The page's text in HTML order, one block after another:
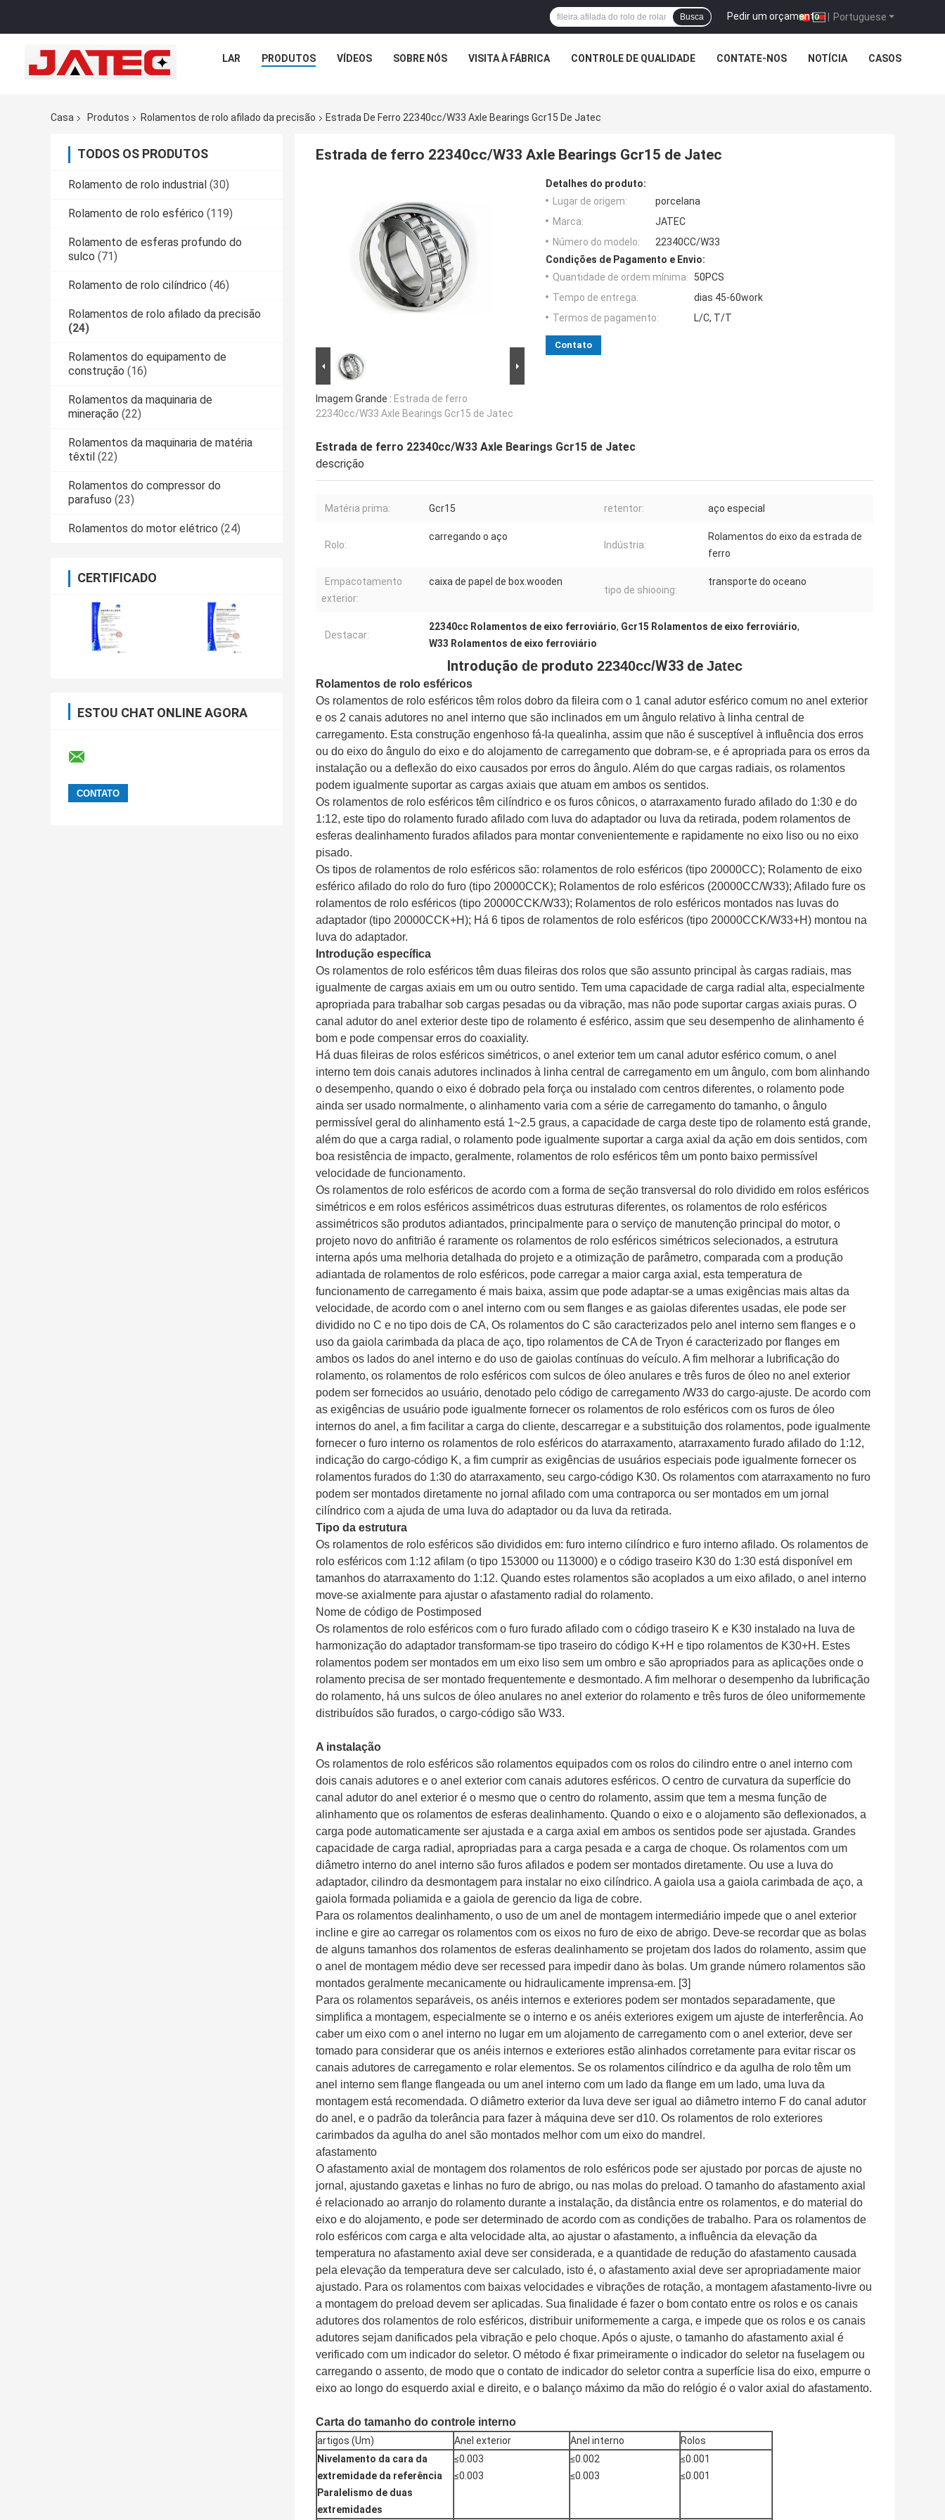
Portuguese
Pedir um orçamento |
Busca
LAR PRODUTOS VÍDEOS SOBRE NÓS VISITA À FÁBRICA CONTROLE DE QUALIDADE CONTATE-NOS NOTÍCIA CASOS
Casa Produtos Rolamentos de rolo afilado da precisão Estrada De Ferro 22340cc/W33 Axle Bearings Gcr15 De Jatec
TODOS OS PRODUTOS
Rolamento de rolo industrial (30)
Rolamento de rolo esférico (119)
Rolamento de esferas profundo do
sulco (71)
Rolamento de rolo cilíndrico (46)
Rolamentos de rolo afilado da precisão
(24)
Rolamentos do equipamento de
construção (16)
Rolamentos da maquinaria de
mineração (22)
Rolamentos da maquinaria de matéria
têxtil (22)
Rolamentos do compressor do
parafuso (23)
Rolamentos do motor elétrico (24)
CERTIFICADO
ESTOU CHAT ONLINE AGORA
Estrada de ferro 22340cc/W33 Axle Bearings Gcr15 de Jatec
Imagem Grande : Estrada de ferro
22340cc/W33 Axle Bearings Gcr15 de Jatec
Detalhes do produto:
Lugar de origem:
porcelana
Marca:
JATEC
Número do modelo:
22340CC/W33
Condições de Pagamento e Envio:
Quantidade de ordem mínima:
50PCS
Tempo de entrega:
dias 45-60work
Termos de pagamento:
L/C, T/T
Contato
Estrada de ferro 22340cc/W33 Axle Bearings Gcr15 de Jatec
descrição
Matéria prima: Gcr15 retentor: aço especial
Rolo:
carregando o aço
Indústria:
Rolamentos do eixo da estrada de
ferro
Empacotamento
exterior:
caixa de papel de box.wooden
tipo de shiooing:
transporte do oceano
Destacar:
22340cc Rolamentos de eixo ferroviário, Gcr15 Rolamentos de eixo ferroviário,
W33 Rolamentos de eixo ferroviário
Introdução deproduto 22340cc/W33 de Jatec
Rolamentos de rolo esféricos
Os rolamentos de rolo esféricos têm rolos dobro da fileira com o 1 canal adutor esférico comum no anel exterior
e os 2 canais adutores no anel interno que são inclinados em um ângulo relativo à linha central de
carregamento. Esta construção engenhoso fá-la quealinha, assim que não é susceptível à influência dos erros
ou do eixo do ângulo do eixo e do alojamento de carregamento que dobram-se, e é apropriada para os erros da
instalação ou a deflexão do eixo causados por erros do ângulo. Além do que cargas radiais, os rolamentos
podem igualmente suportar as cargas axiais que atuam em ambos os sentidos.
Os rolamentos de rolo esféricos têm cilíndrico e os furos cônicos, o atarraxamento furado afilado do 1:30 e do
1:12, este tipo do rolamento furado afilado com luva do adaptador ou luva da retirada, podem rolamentos de
esferas dealinhamento furados afilados para montar convenientemente e rapidamente no eixo liso ou no eixo
pisado.
Os tipos de rolamentos de rolo esféricos são: rolamentos de rolo esféricos (tipo 20000CC); Rolamento de eixo
esférico afilado do rolo do furo (tipo 20000CCK); Rolamentos de rolo esféricos (20000CC/W33); Afilado fure os
rolamentos de rolo esféricos (tipo 20000CCK/W33); Rolamentos de rolo esféricos montados nas luvas do
adaptador (tipo 20000CCK+H); Há 6 tipos de rolamentos de rolo esféricos (tipo 20000CCK/W33+H) montou na
luva do adaptador.
Introdução específica
Os rolamentos de rolo esféricos têm duas fileiras dos rolos que são assunto principal às cargas radiais, mas
igualmente de cargas axiais em um ou outro sentido. Tem uma capacidade de carga radial alta, especialmente
apropriada para trabalhar sob cargas pesadas ou da vibração, mas não pode suportar cargas axiais puras. O
canal adutor do anel exterior deste tipo de rolamento é esférico, assim que seu desempenho de alinhamento é
bom e pode compensar erros do coaxiality.
Há duas fileiras de rolos esféricos simétricos, o anel exterior tem um canal adutor esférico comum, o anel
interno tem dois canais adutores inclinados à linha central de carregamento em um ângulo, com bom alinhando
o desempenho, quando o eixo é dobrado pela força ou instalado com centros diferentes, o rolamento pode
ainda ser usado normalmente, o alinhamento varia com a série de carregamento do tamanho, o ângulo
permissível geral do alinhamento está 1~2.5 graus, a capacidade de carga deste tipo de rolamento está grande,
além do que a carga radial, o rolamento pode igualmente suportar a carga axial da ação em dois sentidos, com
boa resistência de impacto, geralmente, rolamentos de rolo esféricos têm um ponto baixo permissível
velocidade de funcionamento.
Os rolamentos de rolo esféricos de acordo com a forma de seção transversal do rolo dividido em rolos esféricos
simétricos e em rolos esféricos assimétricos duas estruturas diferentes, os rolamentos de rolo esféricos
assimétricos são produtos adiantados, principalmente para o serviço de manutenção principal do motor, o
projeto novo do anfitrião é raramente os rolamentos de rolo esféricos simétricos selecionados, a estrutura
interna após uma melhoria detalhada do projeto e a otimização de parâmetro, comparada com a produção
adiantada de rolamentos de rolo esféricos, pode carregar a maior carga axial, esta temperatura de
funcionamento de carregamento é mais baixa, assim que pode adaptar-se a umas exigências mais altas da
velocidade, de acordo com o anel interno com ou sem flanges e as gaiolas diferentes usadas, ele pode ser
dividido no C e no tipo dois de CA, Os rolamentos do C são caracterizados pelo anel interno sem flanges e o
uso da gaiola carimbada da placa de aço, tipo rolamentos de CA de Tryon é caracterizado por flanges em
ambos os lados do anel interno e do uso de gaiolas contínuas do veículo. A fim melhorar a lubrificação do
rolamento, os rolamentos de rolo esféricos com sulcos de óleo anulares e três furos de óleo no anel exterior
podem ser fornecidos ao usuário, denotado pelo código de carregamento /W33 do cargo-ajuste. De acordo com
as exigências de usuário pode igualmente fornecer os rolamentos de rolo esféricos com os furos de óleo
internos do anel, a fim facilitar a carga do cliente, descarregar e a substituição dos rolamentos, pode igualmente
fornecer o furo interno os rolamentos de rolo esféricos do atarraxamento, atarraxamento furado afilado do 1:12,
indicação do cargo-código K, a fim cumprir as exigências de usuários especiais pode igualmente fornecer os
rolamentos furados do 1:30 do atarraxamento, seu cargo-código K30. Os rolamentos com atarraxamento no furo
podem ser montados diretamente no jornal afilado com uma contraporca ou ser montados em um jornal
cilíndrico com a ajuda de uma luva do adaptador ou da luva da retirada.
Tipo da estrutura
Os rolamentos de rolo esféricos são divididos em: furo interno cilíndrico e furo interno afilado. Os rolamentos de
rolo esféricos com 1:12 afilam (o tipo 153000 ou 113000) e o código traseiro K30 do 1:30 está disponível em
tamanhos do atarraxamento do 1:12. Quando estes rolamentos são acoplados a um eixo afilado, o anel interno
move-se axialmente para ajustar o afastamento radial do rolamento.
Nome de código de Postimposed
Os rolamentos de rolo esféricos com o furo furado afilado com o código traseiro K e K30 instalado na luva de
harmonização do adaptador transformam-se tipo traseiro do código K+H e tipo rolamentos de K30+H. Estes
rolamentos podem ser montados em um eixo liso sem um ombro e são apropriados para as aplicações onde o
rolamento precisa de ser montado frequentemente e desmontado. A fim melhorar o desempenho da lubrificação
do rolamento, há uns sulcos de óleo anulares no anel exterior do rolamento e três furos de óleo uniformemente
distribuídos são furados, o cargo-código são W33.
A instalação
Os rolamentos de rolo esféricos são rolamentos equipados com os rolos do cilindro entre o anel interno com
dois canais adutores e o anel exterior com canais adutores esféricos. O centro de curvatura da superfície do
canal adutor do anel exterior é o mesmo que o centro do rolamento, assim que tem a mesma função de
alinhamento que os rolamentos de esferas dealinhamento. Quando o eixo e o alojamento são deflexionados, a
carga pode automaticamente ser ajustada e a carga axial em ambos os sentidos pode ser ajustada. Grandes
capacidade de carga radial, apropriadas para a carga pesada e a carga de choque. Os rolamentos com um
diâmetro interno do anel interno são furos afilados e podem ser montados diretamente. Ou use a luva do
adaptador, cilindro da desmontagem para instalar no eixo cilíndrico. A gaiola usa a gaiola carimbada de aço, a
gaiola formada poliamida e a gaiola de gerencio da liga de cobre.
Para os rolamentos dealinhamento, o uso de um anel de montagem intermediário impede que o anel exterior
incline e gire ao carregar os rolamentos com os eixos no furo de eixo de abrigo. Deve-se recordar que as bolas
de alguns tamanhos dos rolamentos de esferas dealinhamento se projetam dos lados do rolamento, assim que
o anel de montagem médio deve ser recessed para impedir dano às bolas. Um grande número rolamentos são
montados geralmente mecanicamente ou hidraulicamente imprensa-em. [3]
Para os rolamentos separáveis, os anéis internos e exteriores podem ser montados separadamente, que
simplifica a montagem, especialmente se o interno e os anéis exteriores exigem um ajuste de interferência. Ao
caber um eixo com o anel interno no lugar em um alojamento de carregamento com o anel exterior, deve ser
tomado para considerar que os anéis internos e exteriores estão alinhados corretamente para evitar riscar os
canais adutores de carregamento e rolar elementos. Se os rolamentos cilíndrico e da agulha de rolo têm um
anel interno sem flange flangeada ou um anel interno com um lado da flange em um lado, uma luva da
montagem está recomendada. O diâmetro exterior da luva deve ser igual ao diâmetro interno F do canal adutor
do anel, e o padrão da tolerância para fazer à máquina deve ser d10. Os rolamentos de rolo exteriores
carimbados da agulha do anel são montados melhor com um eixo do mandrel.
afastamento
O afastamento axial de montagem dos rolamentos de rolo esféricos pode ser ajustado por porcas de ajuste no
jornal, ajustando gaxetas e linhas no furo de abrigo, ou nas molas do preload. O tamanho do afastamento axial
é relacionado ao arranjo do rolamento durante a instalação, da distância entre os rolamentos, e do material do
eixo e do alojamento, e pode ser determinado de acordo com as condições de trabalho. Para os rolamentos de
rolo esféricos com carga e alta velocidade alta, ao ajustar o afastamento, a influência da elevação da
temperatura no afastamento axial deve ser considerada, e a quantidade de redução do afastamento causada
pela elevação da temperatura deve ser calculado, isto é, o afastamento axial deve ser apropriadamente maior
ajustado. Para os rolamentos com baixas velocidades e vibrações de rotação, a montagem afastamento-livre ou
a montagem do preload devem ser aplicadas. Sua finalidade é fazer o bom contato entre os rolos e os canais
adutores dos rolamentos de rolo esféricos, distribuir uniformemente a carga, e impede que os rolos e os canais
adutores sejam danificados pela vibração e pelo choque. Após o ajuste, o tamanho do afastamento axial é
verificado com um indicador do seletor. O método é fixar primeiramente o indicador do seletor na fuselagem ou
carregando o assento, de modo que o contato de indicador do seletor contra a superfície lisa do eixo, empurre o
eixo ao longo do esquerdo axial e direito, e o balanço máximo da mão do relógio é o valor axial do afastamento.
Carta do tamanho do controle interno
artigos (Um) Anel exterior Anel interno
Rolos
Nivelamento da cara da
extremidade da referência
Paralelismo de duas
extremidades
≤0.003
≤0.003
≤0.002
≤0.003
≤0.001
≤0.001